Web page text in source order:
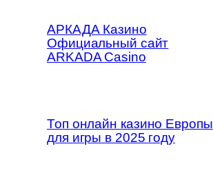
АРКАДА Казино
Официальный сайт
ARKADA Casino
Топ онлайн казино Европы
для игры в 2025 году